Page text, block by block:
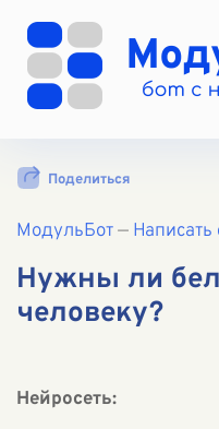
Выбрать режим
Вход
Вход с Telegram
Поделиться
МодульБот—
Нужны ли
человеку?
Нейросеть: